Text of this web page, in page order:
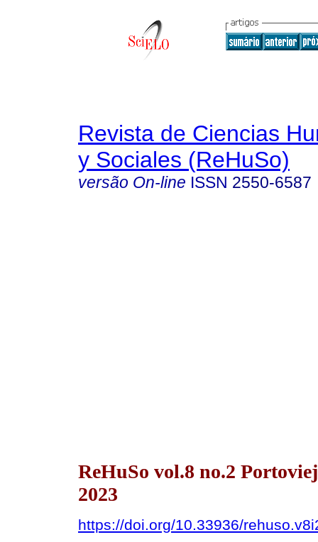
Revista de Ciencias
y Sociales (ReHuSo)
versão On-line ISSN 2550-6587
ReHuSo vol.8 no.2
2023
https://doi.org/10.33936/